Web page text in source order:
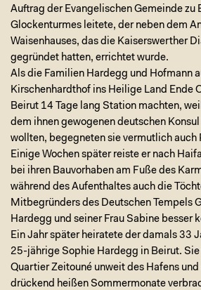
Auftrag der Evangelischen Gemeinde zu
Glockenturmes leitete, der neben dem
Waisenhauses, das die Kaiserswerther
gegründet hatten, errichtet wurde.
Als die Familien Hardegg und Hofmann
Kirschenhardthof ins Heilige Land Ende
Beirut 14 Tage lang Station machten,
dem ihnen gewogenen deutschen
wollten, begegneten sie vermutlich auch
Einige Wochen später reiste er nach
bei ihren Bauvorhaben am Fuße des
während des Aufenthaltes auch die
Mitbegründers des Deutschen Tempels
Hardegg und seiner Frau Sabine besser
Ein Jahr später heiratete der damals 33
25-jährige Sophie Hardegg in Beirut. Sie
Quartier Zeitouné unweit des Hafens
drückend heißen Sommermonate